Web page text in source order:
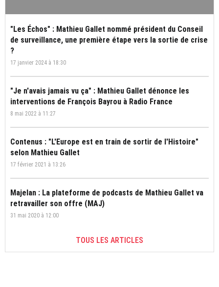
"Les Échos" : Mathieu Gallet nommé président du Conseil
de surveillance, une première étape vers la sortie de crise
?
17 janvier 2024 à 18:30
"Je n'avais jamais vu ça" : Mathieu Gallet dénonce les
interventions de François Bayrou à Radio France
8 mai 2022 à 11:27
Contenus : "L'Europe est en train de sortir de l'Histoire"
selon Mathieu Gallet
17 février 2021 à 13:26
Majelan : La plateforme de podcasts de Mathieu Gallet va
retravailler son offre (MAJ)
31 mai 2020 à 12:00
TOUS LES ARTICLES